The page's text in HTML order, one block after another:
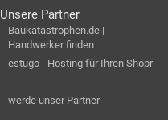
Unsere Partner
Baukatastrophen.de |
Handwerker finden
estugo - Hosting für Ihren Shopr
werde unser Partner